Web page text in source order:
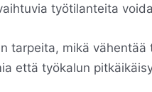
työtilanteita
tarpeita, mikä vähentää
että työkalun